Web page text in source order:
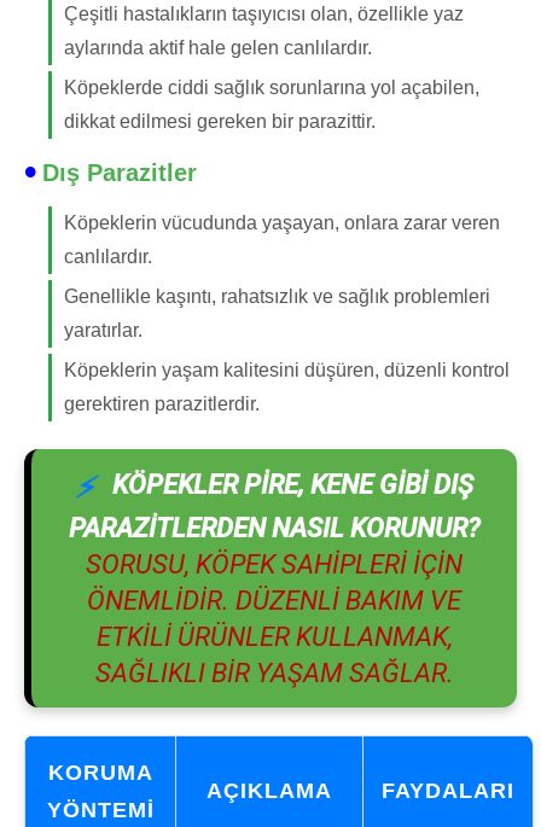
Çeşitli hastalıkların taşıyıcısı olan, özellikle yaz
aylarında aktif hale gelen canlılardır.
Köpeklerde ciddi sağlık sorunlarına yol açabilen,
dikkat edilmesi gereken bir parazittir.
Dış Parazitler
Köpeklerin vücudunda yaşayan, onlara zarar veren
canlılardır.
Genellikle kaşıntı, rahatsızlık ve sağlık problemleri
yaratırlar.
Köpeklerin yaşam kalitesini düşüren, düzenli kontrol
gerektiren parazitlerdir.
KÖPEKLER PIRE, KENE GIBI DIŞ
PARAZITLERDEN NASIL KORUNUR?
SORUSU, KÖPEK SAHIPLERI IÇIN
ÖNEMLIDIR. DÜZENLI BAKIM VE
ETKILI ÜRÜNLER KULLANMAK,
SAĞLIKLI BIR YAŞAM SAĞLAR.
KORUMA
YÖNTEMI
AÇIKLAMA FAYDALARI